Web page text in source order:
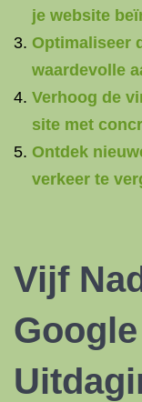
je website
Optimaliseer
waardevolle
Verhoog de
site met
Ontdek
verkeer te
Vijf